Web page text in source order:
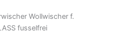
Wollwischer f.
fusselfrei